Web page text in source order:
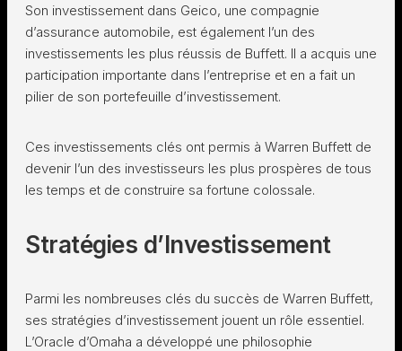
Son investissement dans Geico, une compagnie
d’assurance automobile, est également l’un des
investissements les plus réussis de Buffett. Il a acquis une
participation importante dans l’entreprise et en a fait un
pilier de son portefeuille d’investissement.
Ces investissements clés ont permis à Warren Buffett de
devenir l’un des investisseurs les plus prospères de tous
les temps et de construire sa fortune colossale.
Stratégies d’Investissement
Parmi les nombreuses clés du succès de Warren Buffett,
ses stratégies d’investissement jouent un rôle essentiel.
L’Oracle d’Omaha a développé une philosophie